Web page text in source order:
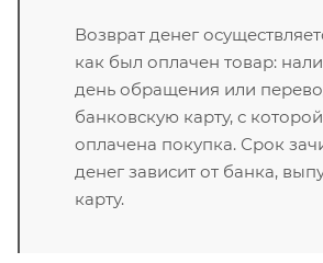
Возврат денег
как был оплачен товар:
день обращения или
банковскую карту, с
оплачена покупка. Срок
денег зависит от банка,
карту.